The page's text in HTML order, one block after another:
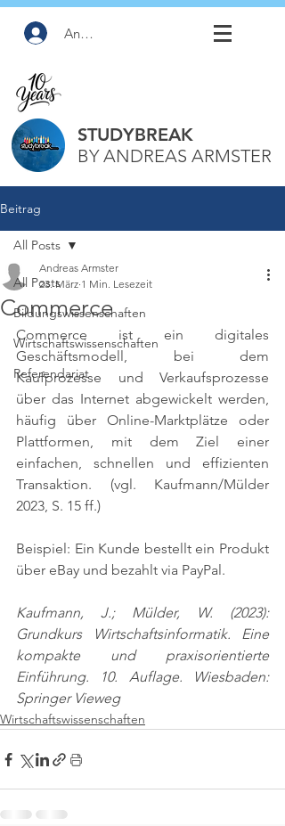
Anmelden
STUDYBREAK
BY ANDREAS ARMSTER
Beitrag
All Posts
Bildungswissenschaften
Wirtschaftswissenschaften
Referendariat
All Posts
Commerce
Andreas Armster
23. März 1 Min. Lesezeit
Commerce ist ein digitales
Geschäftsmodell, bei dem
Kaufprozesse und Verkaufsprozesse
über das Internet abgewickelt werden,
häufig über Online-Marktplätze oder
Plattformen, mit dem Ziel einer
einfachen, schnellen und effizienten
Transaktion. (vgl. Kaufmann/Mülder
2023, S. 15 ff.)
Beispiel: Ein Kunde bestellt ein Produkt
über eBay und bezahlt via PayPal.
Kaufmann, J.; Mülder, W. (2023):
Grundkurs Wirtschaftsinformatik. Eine
kompakte und praxisorientierte
Einführung. 10. Auflage. Wiesbaden:
Springer Vieweg
Wirtschaftswissenschaften